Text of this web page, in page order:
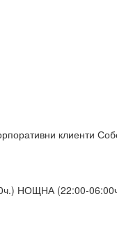
клиенти
НОЩНА (22:00-